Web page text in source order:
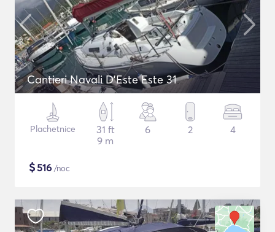
Cantieri Navali D'Este Este 31
Plachetnice
31 ft
9 m
6 2 4
$516 /noc